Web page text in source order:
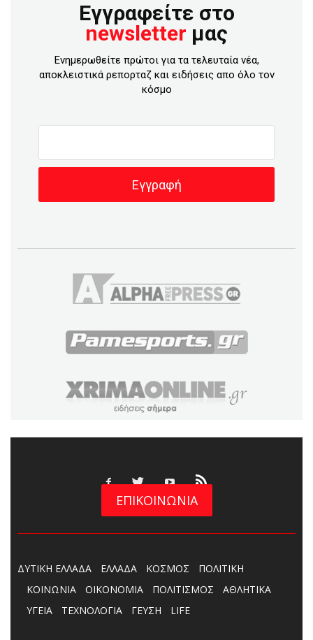
Εγγραφείτε στο
newsletter μας
Ενημερωθείτε πρώτοι για τα τελευταία νέα,
αποκλειστικά ρεπορταζ και ειδήσεις απο όλο τον
κόσμο
ΕΠΙΚΟΙΝΩΝΙΑ
ΔΥΤΙΚΗ ΕΛΛΑΔΑ ΕΛΛΑΔΑ ΚΟΣΜΟΣ
ΠΟΛΙΤΙΚΗ
ΚΟΙΝΩΝΙΑ
ΟΙΚΟΝΟΜΙΑ ΠΟΛΙΤΙΣΜΟΣ
ΑΘΛΗΤΙΚΑ
ΥΓΕΙΑ
ΤΕΧΝΟΛΟΓΙΑ ΓΕΥΣΗ LIFE